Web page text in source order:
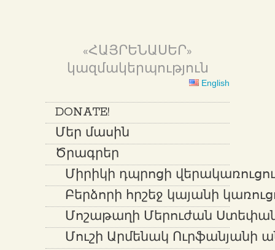
«ՀԱՅՐԵՆԱՍԵՐ»
կազմակերպություն
English
DONATE!
Մեր մասին
Ծրագրեր
Միրիկի դպրոցի
Բերձորի հրշեջ կայանի
Մոշաթաղի Մերուժան
Մուշի Արմենակ Ուրֆանյանի